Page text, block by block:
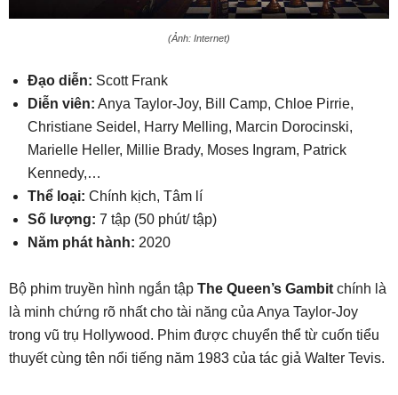
(Ảnh: Internet)
Đạo diễn: Scott Frank
Diễn viên: Anya Taylor-Joy, Bill Camp, Chloe Pirrie,
Christiane Seidel, Harry Melling, Marcin Dorocinski,
Marielle Heller, Millie Brady, Moses Ingram, Patrick
Kennedy,…
Thể loại: Chính kịch, Tâm lí
Số lượng: 7 tập (50 phút/ tập)
Năm phát hành: 2020
Bộ phim truyền hình ngắn tập The Queen’s Gambit chính là
là minh chứng rõ nhất cho tài năng của Anya Taylor-Joy
trong vũ trụ Hollywood. Phim được chuyển thể từ cuốn tiểu
thuyết cùng tên nổi tiếng năm 1983 của tác giả Walter Tevis.